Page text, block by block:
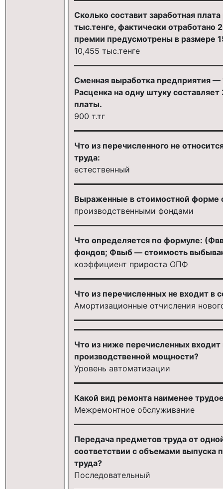
Сколько составит заработная
тыс.тенге, фактически
премии предусмотрены в размере
10,455 тыс.тенге
Сменная выработка предприятия
Расценка на одну штуку
платы.
900 т.тг
Что из перечисленного не
труда:
естественный
Выраженные в стоимостной форме
производственными фондами
Что определяется по формуле:
фондов; Фвыб — стоимость
коэффициент прироста ОПФ
Что из перечисленных не входит в
Амортизационные отчисления
Что из ниже перечисленных
производственной мощности?
Уровень автоматизации
Какой вид ремонта наименее
Межремонтное обслуживание
Передача предметов труда от
соответствии с объемами выпуска
труда?
Последовательный